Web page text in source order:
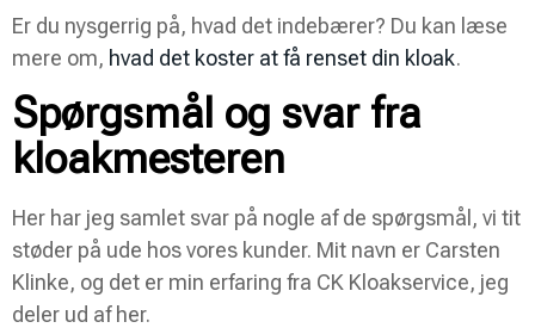
Er du nysgerrig på, hvad det indebærer? Du kan læse
mere om, hvad det koster at få renset din kloak.
Spørgsmål og svar fra
kloakmesteren
Her har jeg samlet svar på nogle af de spørgsmål, vi tit
støder på ude hos vores kunder. Mit navn er Carsten
Klinke, og det er min erfaring fra CK Kloakservice, jeg
deler ud af her.